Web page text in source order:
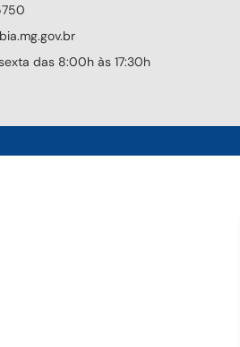
das 8:00h às 17:30h